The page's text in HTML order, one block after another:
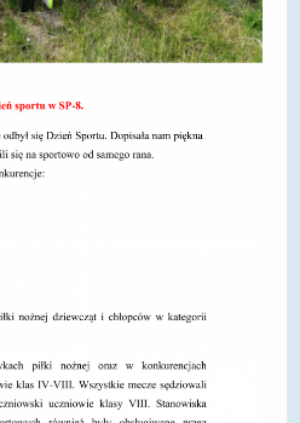
– ROZWÓJ
NA TERENIE MIASTA